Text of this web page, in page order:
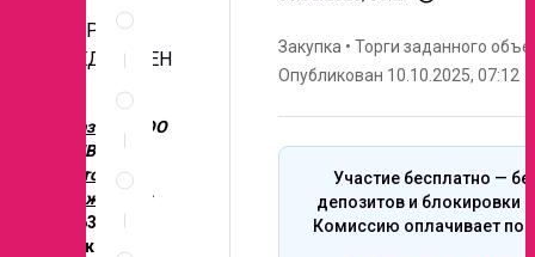
позициям
запроса
ЗАПРОС
ПРЕДЛОЖЕН
Заказчик:
ООО
РЭМВАЭР
Место
нахождения:
142631,
Московская
Закупка • Торги заданного
Опубликован 10.10.2025, 07:12
Участие бесплатно —
депозитов и блокировки
Комиссию оплачивает